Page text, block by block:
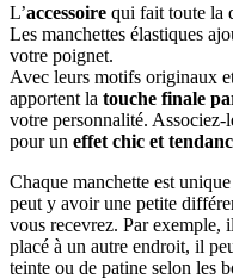
L’accessoire qui fait toute la
Les manchettes élastiques
votre poignet.
Avec leurs motifs originaux
apportent la touche finale
votre personnalité. Associez-
pour un effet chic et
Chaque manchette est
peut y avoir une petite
vous recevrez. Par exemple,
placé à un autre endroit, il
teinte ou de patine selon les